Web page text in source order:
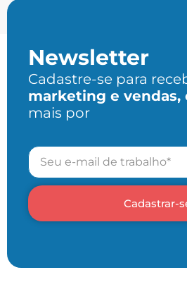
Newsletter
Cadastre-se para
marketing e vendas,
mais por
Cadastrar-